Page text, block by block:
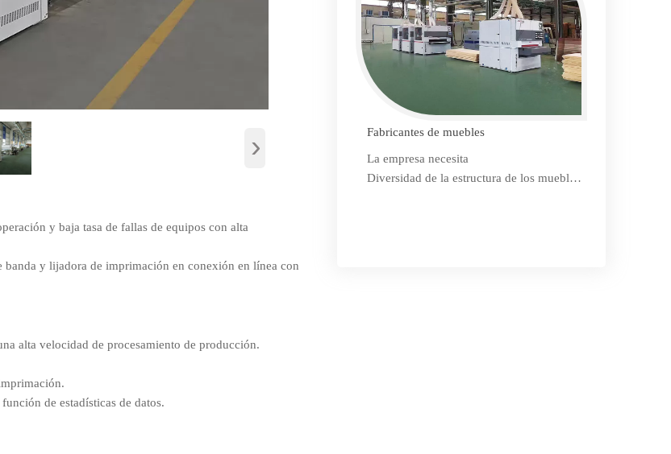
›
y baja tasa de fallas de equipos con alta
y lijadora de imprimación en conexión en línea con
alta velocidad de procesamiento de producción.
de estadísticas de datos.
Fabricantes de muebles
La empresa necesita
Diversidad de la estructura de los muebles.